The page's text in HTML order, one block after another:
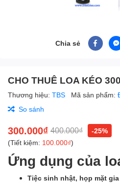
Chia sẻ
CHO THUÊ LOA KÉO
Thương hiệu: TBS Mã sản phẩm:
So sánh
300.000₫ 400.000₫
-25%
(Tiết kiệm: 100.000₫)
Ứng dụng của
Tiệc sinh nhật, họp mặt